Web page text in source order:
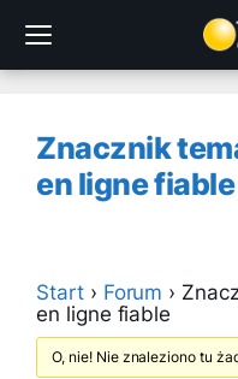
treści
Znacznik
en ligne fiable
Start › Forum ›
en ligne fiable
O, nie! Nie znaleziono tu